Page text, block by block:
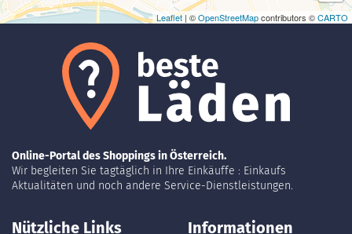
Leaflet | ©OpenStreetMapcontributors ©CARTO
Online-Portal des Shoppings in Österreich.
Wir begleiten Sie tagtäglich in Ihre Einkäuffe : Einkaufs
Aktualitäten und noch andere Service-Dienstleistungen.
Nützliche Links Informationen